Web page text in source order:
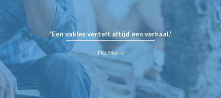
'Een vakles vertelt altijd een verhaal.'
Piet Murre